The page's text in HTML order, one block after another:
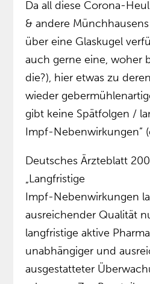
Da all diese Corona-
& andere
über eine Glaskugel
auch gerne eine, woher
die?), hier etwas zu
wieder
gibt keine Spätfolgen /
Impf-Nebenwirkungen”
Deutsches Ärzteblatt
„Langfristige
Impf-Nebenwirkungen
ausreichender Qualität
langfristige aktive
unabhängiger und
ausgestatteter